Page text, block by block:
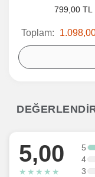
799,00 TL
Toplam:
5,00
★ ★ ★ ★ ★
5
4
3